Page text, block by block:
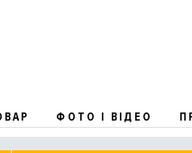
ФОТО І ВІДЕО